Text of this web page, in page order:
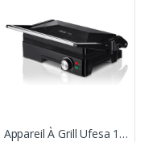
Appareil À Grill Ufesa 1600W Noir